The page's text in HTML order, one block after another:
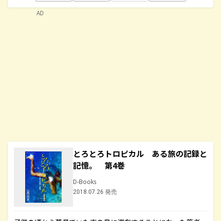
とろとろトロピカル ある旅の記録と
記憶。 第4巻
D-Books
2018.07.26 発売
AD